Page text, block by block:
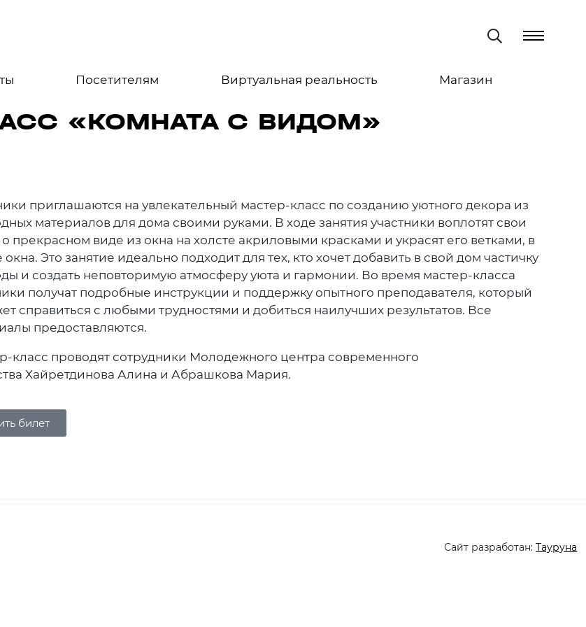
Посетителям Виртуальная реальность Магазин
«КОМНАТА С ВИДОМ»
приглашаются на увлекательный мастер-класс по созданию уютного декора из
материалов для дома своими руками. В ходе занятия участники воплотят свои
прекрасном виде из окна на холсте акриловыми красками и украсят его ветками, в
Это занятие идеально подходит для тех, кто хочет добавить в свой дом частичку
и создать неповторимую атмосферу уюта и гармонии. Во время мастер-класса
получат подробные инструкции и поддержку опытного преподавателя, который
справиться с любыми трудностями и добиться наилучших результатов. Все
предоставляются.
класс проводят сотрудники Молодежного центра современного
Хайретдинова Алина и Абрашкова Мария.
билет
Сайт разработан:Тауруна